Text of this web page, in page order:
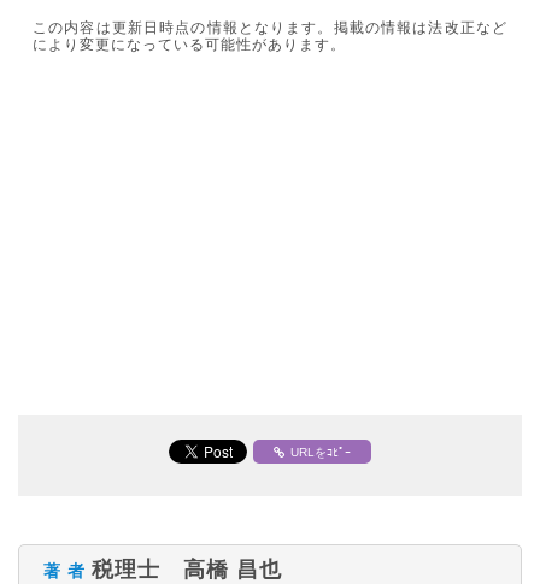
この内容は更新日時点の情報となります。掲載の情報は法改正など
により変更になっている可能性があります。
URLをｺﾋﾟｰ
著 者 税理士 高橋 昌也